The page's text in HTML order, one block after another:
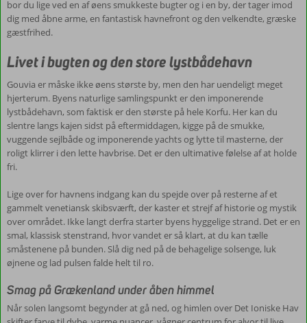
Foretrækker du ren solbadning, er perioden fra juni til september
den mest optimale. Her rammer gennemsnittet de skønne 31
grader.
stort set den eneste påklædning, du får brug for indtil de lune, lyse
aftener tager over.
Hoteller, der føles som et feriehjem
du drømmer om at vågne op i en lille, hyggelig lejlighed tæt på det
og pooludsigt, er der noget at vælge imellem.
stranden, en god middag og byens liv inden for behagelig
rækkevidde. Alt du skal fokusere på, er at pakke kufferten, læne dig
tilbage og glæde dig til alt det, øen har at byde på.
bor du lige ved en af øens smukkeste bugter og i en by, der tager imod
dig med åbne arme, en fantastisk havnefront og den velkendte, græske
gæstfrihed.
Livet i bugten og den store lystbådehavn
Gouvia er måske ikke øens største by, men den har uendeligt meget
hjerterum. Byens naturlige samlingspunkt er den imponerende
lystbådehavn, som faktisk er den største på hele Korfu. Her kan du
slentre langs kajen sidst på eftermiddagen, kigge på de smukke,
vuggende sejlbåde og imponerende yachts og lytte til masterne, der
roligt klirrer i den lette havbrise. Det er den ultimative følelse af at holde
fri.
Lige over for havnens indgang kan du spejde over på resterne af et
gammelt venetiansk skibsværft, der kaster et strejf af historie og mystik
over området. Ikke langt derfra starter byens hyggelige strand. Det er en
smal, klassisk stenstrand, hvor vandet er så klart, at du kan tælle
småstenene på bunden. Slå dig ned på de behagelige solsenge, luk
øjnene og lad pulsen falde helt til ro.
Smag på Grækenland under åben himmel
Når solen langsomt begynder at gå ned, og himlen over Det Ioniske Hav